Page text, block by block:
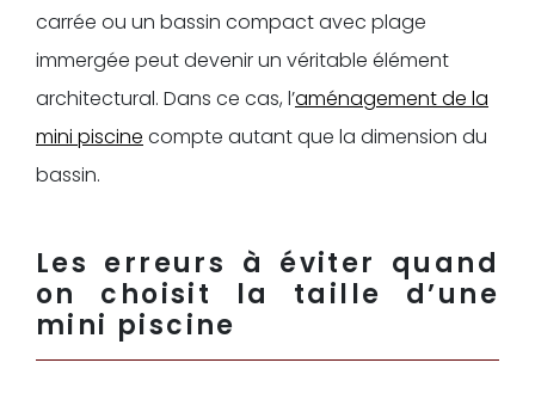
carrée ou un bassin compact avec plage
immergée peut devenir un véritable élément
architectural. Dans ce cas, l’aménagement de la
mini piscine compte autant que la dimension du
bassin.
Les erreurs à éviter quand
on choisit la taille d’une
mini piscine